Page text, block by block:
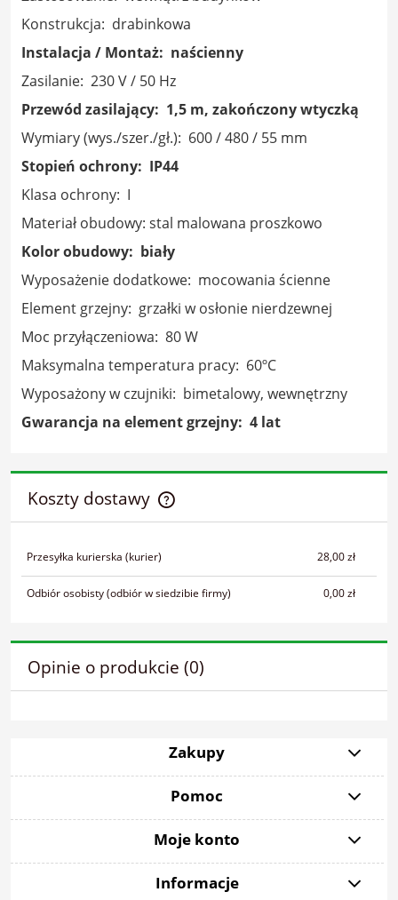
Konstrukcja: drabinkowa
Instalacja / Montaż: naścienny
Zasilanie: 230 V / 50 Hz
Przewód zasilający: 1,5 m, zakończony wtyczką
Wymiary (wys./szer./gł.): 600 / 480 / 55 mm
Stopień ochrony: IP44
Klasa ochrony: I
Materiał obudowy: stal malowana proszkowo
Kolor obudowy: biały
Wyposażenie dodatkowe: mocowania ścienne
Element grzejny: grzałki w osłonie nierdzewnej
Moc przyłączeniowa: 80 W
Maksymalna temperatura pracy: 60ºC
Wyposażony w czujniki: bimetalowy, wewnętrzny
Gwarancja na element grzejny: 4 lat
Koszty dostawy
Cena nie zawiera ewentualnych kosztów płatności
Przesyłka kurierska (kurier) 28,00 zł
Odbiór osobisty(odbiór w siedzibie firmy) 0,00 zł
Opinie o produkcie (0)
Zakupy
Pomoc
Moje konto
Informacje